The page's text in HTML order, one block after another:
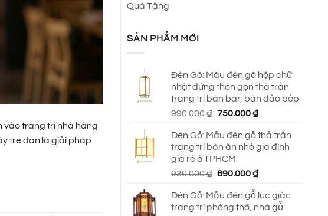
vào trang trí nhà hàng
tre đan là giải pháp
Quà Tặng
SẢN PHẨM MỚI
Đèn Gỗ: Mẫu đèn gỗ hộp chữ
nhật đứng thon gọn thả trần
trang trí bàn bar, bàn đảo bếp
990.000₫ Giá
là:
990.000 ₫.
750.000₫Giá
tại
là:
Đèn Gỗ: Mẫu đèn gỗ thả trần
trang trí bàn ăn nhỏ gia đình
giá rẻ ở TPHCM
930.000₫ Giá
là:
930.000 ₫.
690.000₫Giá
tại
là:
Đèn Gỗ: Mẫu đèn gỗ lục giác
trang trí phòng thờ, nhà gỗ